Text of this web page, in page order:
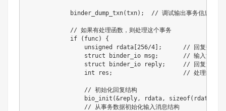
binder_dump_txn(txn);  // 调试输出事务信息（如
            // 如果有处理函数，则处理这个事务
            if (func) {
unsigned rdata[256/4];      // 回复数据缓
struct binder_io msg;       // 输入消息结
struct binder_io reply;     // 回复消息结
                int res;                    // 处理结果
                // 初始化回复结构
bio_init(&reply, rdata, sizeof(rdata),
                // 从事务数据初始化输入消息结构